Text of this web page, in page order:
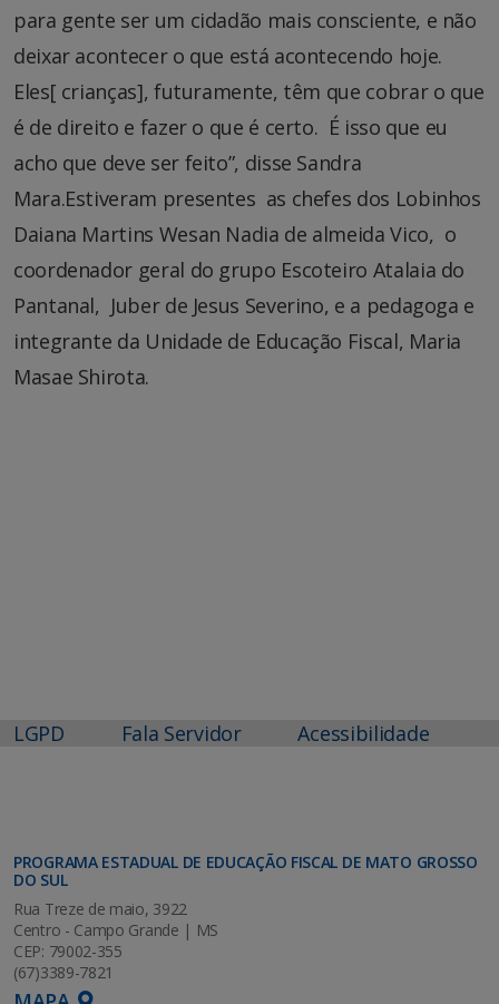
para gente ser um cidadão mais consciente, e não
deixar acontecer o que está acontecendo hoje.
Eles[ crianças], futuramente, têm que cobrar o que
é de direito e fazer o que é certo. É isso que eu
acho que deve ser feito”, disse Sandra
Mara.Estiveram presentes as chefes dos Lobinhos
Daiana Martins Wesan Nadia de almeida Vico, o
coordenador geral do grupo Escoteiro Atalaia do
Pantanal, Juber de Jesus Severino, e a pedagoga e
integrante da Unidade de Educação Fiscal, Maria
Masae Shirota.
LGPD Fala Servidor Acessibilidade
PROGRAMA ESTADUAL DE EDUCAÇÃO FISCAL DE MATO GROSSO
DO SUL
Rua Treze de maio, 3922
Centro - Campo Grande | MS
CEP: 79002-355
(67)3389-7821